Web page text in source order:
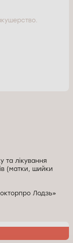
та лікування
(матки, шийки
Лодзь»